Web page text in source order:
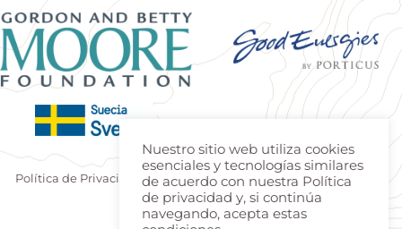
Política de Privacidad |Terminos de uso | Produzido porEstúdio
Teca|Login
Nuestro sitio web utiliza cookies
esenciales y tecnologías similares
de acuerdo con nuestra Política
de privacidad y, si continúa
navegando, acepta estas